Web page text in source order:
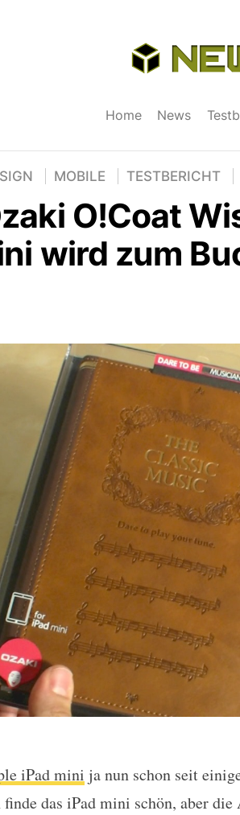
Home News
MOBILE TESTBERICHT
O!Coat
wird zum
Wisdom –
iPad mini ja nun schon seit
das iPad mini schön, aber